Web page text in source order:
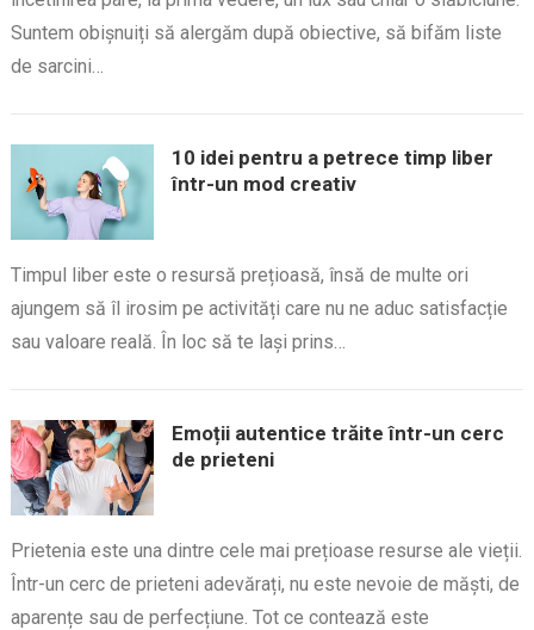
Suntem obișnuiți să alergăm după obiective, să bifăm liste
de sarcini…
10 idei pentru a petrece timp liber
într-un mod creativ
Timpul liber este o resursă prețioasă, însă de multe ori
ajungem să îl irosim pe activități care nu ne aduc satisfacție
sau valoare reală. În loc să te lași prins…
Emoții autentice trăite într-un cerc
de prieteni
Prietenia este una dintre cele mai prețioase resurse ale vieții.
Într-un cerc de prieteni adevărați, nu este nevoie de măști, de
aparențe sau de perfecțiune. Tot ce contează este